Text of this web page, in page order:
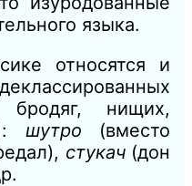
языка.
относятся и
бродяг, нищих,
шутро (вместо
стукач (дон